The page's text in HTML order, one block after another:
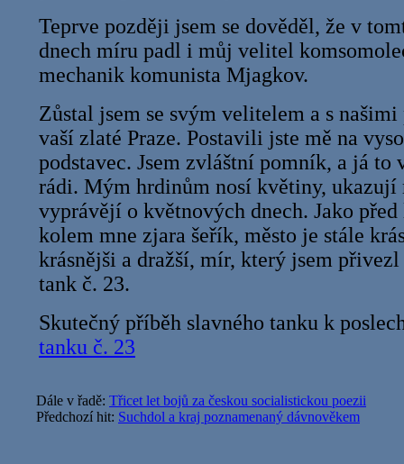
Teprve později jsem se dověděl, že v
dnech míru padl i můj velitel
mechanik komunista Mjagkov.
Zůstal jsem se svým velitelem a s
vaší zlaté Praze. Postavili jste mě na
podstavec. Jsem zvláštní pomník, a já
rádi. Mým hrdinům nosí květiny, ukazují
vyprávějí o květnových dnech. Jako
kolem mne zjara šeřík, město je stále
krásnějši a dražší, mír, který jsem
tank č. 23.
Skutečný příběh slavného tanku k
tanku č. 23
Dále v řadě: Třicet let bojů za českou socialistickou poezii
Předchozí hit: Suchdol a kraj poznamenaný dávnověkem